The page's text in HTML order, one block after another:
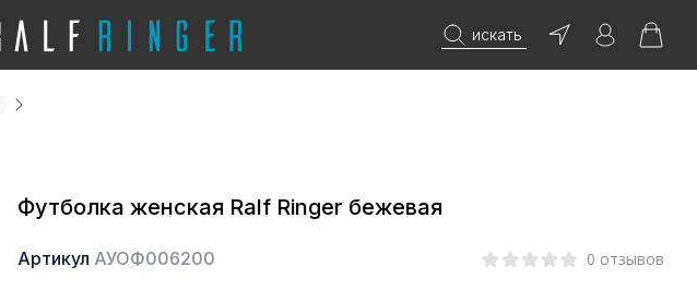
искать
Футболка женская Ralf Ringer бежевая
Артикул АУОФ006200 0 отзывов